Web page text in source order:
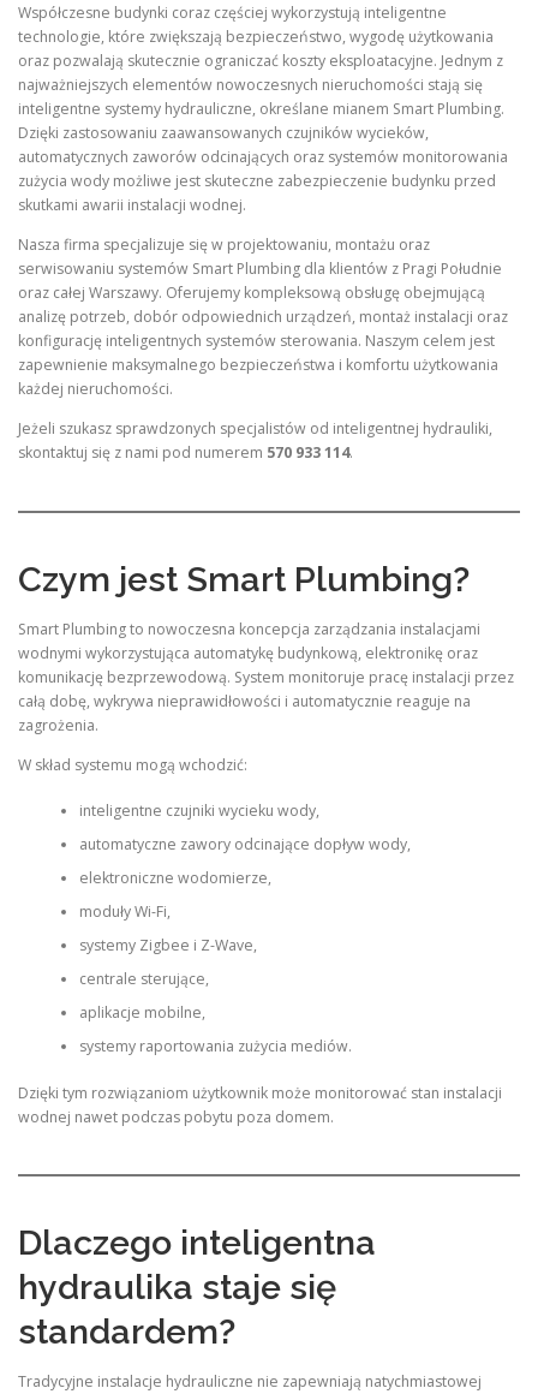
Współczesne budynki coraz częściej wykorzystują inteligentne
technologie, które zwiększają bezpieczeństwo, wygodę użytkowania
oraz pozwalają skutecznie ograniczać koszty eksploatacyjne. Jednym z
najważniejszych elementów nowoczesnych nieruchomości stają się
inteligentne systemy hydrauliczne, określane mianem Smart Plumbing.
Dzięki zastosowaniu zaawansowanych czujników wycieków,
automatycznych zaworów odcinających oraz systemów monitorowania
zużycia wody możliwe jest skuteczne zabezpieczenie budynku przed
skutkami awarii instalacji wodnej.
Nasza firma specjalizuje się w projektowaniu, montażu oraz
serwisowaniu systemów Smart Plumbing dla klientów z Pragi Południe
oraz całej Warszawy. Oferujemy kompleksową obsługę obejmującą
analizę potrzeb, dobór odpowiednich urządzeń, montaż instalacji oraz
konfigurację inteligentnych systemów sterowania. Naszym celem jest
zapewnienie maksymalnego bezpieczeństwa i komfortu użytkowania
każdej nieruchomości.
Jeżeli szukasz sprawdzonych specjalistów od inteligentnej hydrauliki,
skontaktuj się z nami pod numerem 570 933 114.
Czym jest Smart Plumbing?
Smart Plumbing to nowoczesna koncepcja zarządzania instalacjami
wodnymi wykorzystująca automatykę budynkową, elektronikę oraz
komunikację bezprzewodową. System monitoruje pracę instalacji przez
całą dobę, wykrywa nieprawidłowości i automatycznie reaguje na
zagrożenia.
W skład systemu mogą wchodzić:
inteligentne czujniki wycieku wody,
automatyczne zawory odcinające dopływ wody,
elektroniczne wodomierze,
moduły Wi-Fi,
systemy Zigbee i Z-Wave,
centrale sterujące,
aplikacje mobilne,
systemy raportowania zużycia mediów.
Dzięki tym rozwiązaniom użytkownik może monitorować stan instalacji
wodnej nawet podczas pobytu poza domem.
Dlaczego inteligentna
hydraulika staje się
standardem?
Tradycyjne instalacje hydrauliczne nie zapewniają natychmiastowej